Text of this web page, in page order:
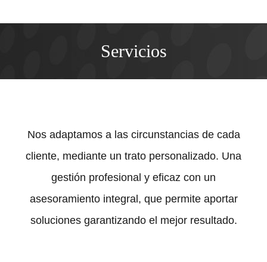
Servicios
Nos adaptamos a las circunstancias de cada
cliente, mediante un trato personalizado. Una
gestión profesional y eficaz con un
asesoramiento integral, que permite aportar
soluciones garantizando el mejor resultado.